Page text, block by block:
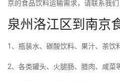
京的食品饮料运输需求，请联系我们
泉州洛江区到南京
1、瓶装水、碳酸饮料、果汁、茶饮
2、各类罐头、火腿肠、腊肉、咸菜